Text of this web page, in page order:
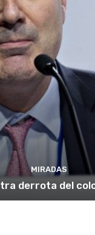
MIRADAS
derrota del